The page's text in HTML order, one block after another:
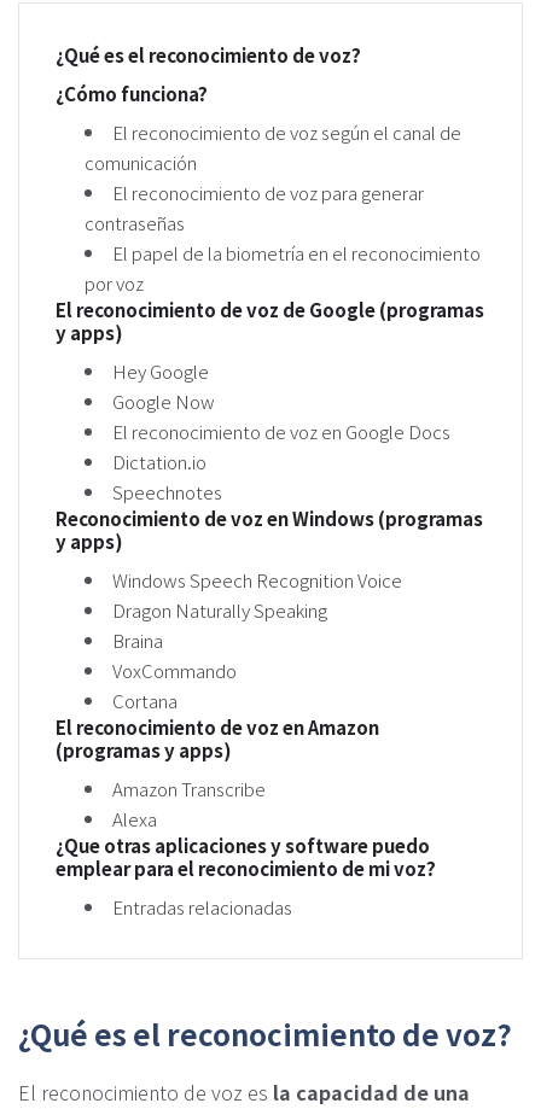
¿Qué es el reconocimiento de voz?
¿Cómo funciona?
El reconocimiento de voz según el canal de
comunicación
El reconocimiento de voz para generar
contraseñas
El papel de la biometría en el reconocimiento
por voz
El reconocimiento de voz de Google (programas
y apps)
Hey Google
Google Now
El reconocimiento de voz en Google Docs
Dictation.io
Speechnotes
Reconocimiento de voz en Windows (programas
y apps)
Windows Speech Recognition Voice
Dragon Naturally Speaking
Braina
VoxCommando
Cortana
El reconocimiento de voz en Amazon
(programas y apps)
Amazon Transcribe
Alexa
¿Que otras aplicaciones y software puedo
emplear para el reconocimiento de mi voz?
Entradas relacionadas
¿Qué es el reconocimiento de voz?
El reconocimiento de voz es la capacidad de una